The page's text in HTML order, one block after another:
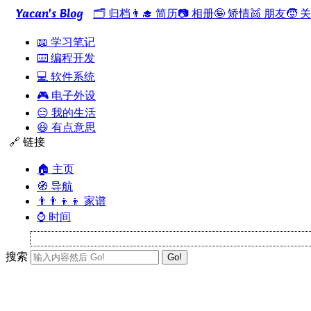
Yacan's Blog 🗂️ 归档 👨‍🎓 简历📷 相册🤪 矫情👯 朋友🧒
📖 学习笔记
⌨️ 编程开发
💻 软件系统
🎮 电子外设
😑 我的生活
😆 有点意思
🔗 链接
🏠 主页
🧭 导航
👨‍👨‍👦‍👦 家谱
⌚ 时间
搜索 Go!